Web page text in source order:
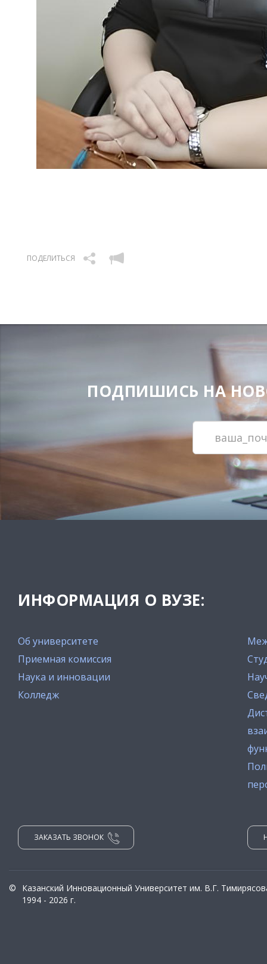
ПОДЕЛИТЬСЯ
ПОДПИШИСЬ НА
ИНФОРМАЦИЯ О ВУЗЕ:
Об университете
Приемная комиссия
Наука и инновации
Колледж
ЗАКАЗАТЬ ЗВОНОК
©
Казанский Инновационный Университет им. В.Г.
1994 - 2026 г.